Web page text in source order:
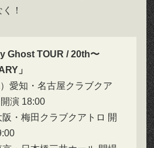
！
Ghost TOUR / 20th〜
」
愛知・名古屋クラブクア
演 18:00
・梅田クラブクアトロ 開